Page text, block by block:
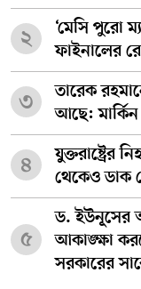
২
‘মেসি পুরো
ফাইনালের
৩
তারেক
আছে:
৪
যুক্তরাষ্ট্রের
থেকেও ডাক
৫
ড. ইউনূসের
আকাঙ্ক্ষা
সরকারের